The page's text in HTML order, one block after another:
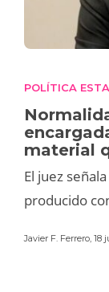
POLÍTICA
material
El juez
producido
Javier F. Ferrero, 18